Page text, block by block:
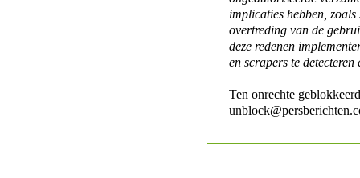
implicaties hebben,
overtreding van de
deze redenen
en scrapers te detecteren
Ten onrechte